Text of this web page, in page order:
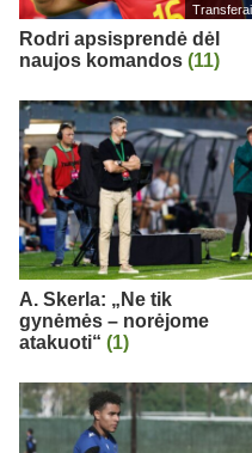
Transferai
Rodri apsisprendė dėl
naujos komandos (11)
A. Skerla: „Ne tik
gynėmės – norėjome
atakuoti“ (1)